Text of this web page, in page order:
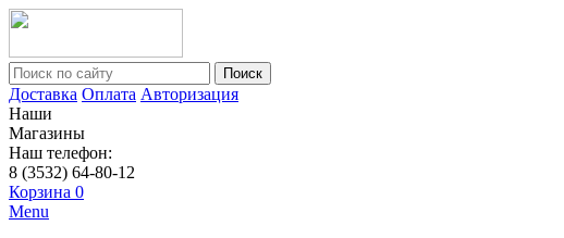
Поиск
Доставка Оплата Авторизация
Наши
Магазины
Наш телефон:
8 (3532) 64-80-12
Корзина 0
Menu